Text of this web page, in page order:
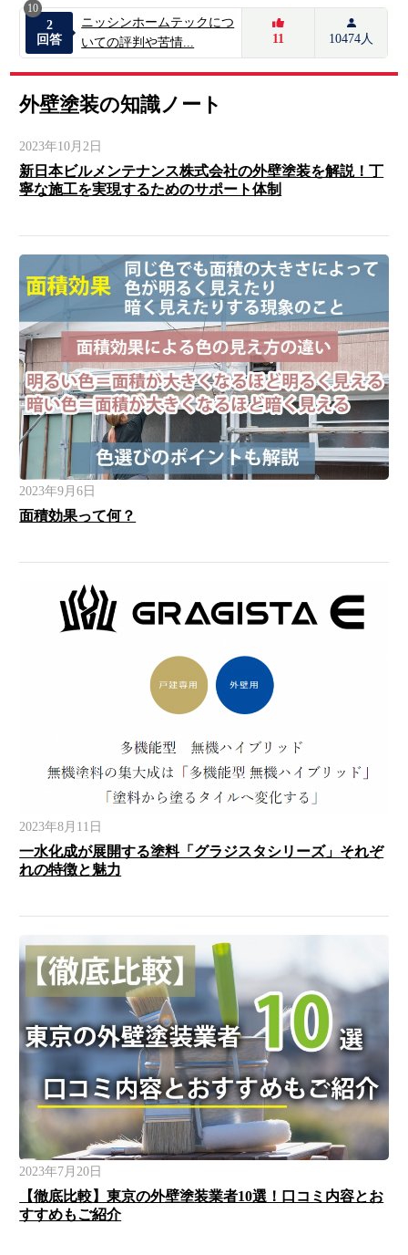
10
2
回答
ニッシンホームテックにつ
いての評判や苦情...
11 10474人
外壁塗装の知識ノート
2023年10月2日
新日本ビルメンテナンス株式会社の外壁塗装を解説！丁
寧な施工を実現するためのサポート体制
2023年9月6日
面積効果って何？
2023年8月11日
一水化成が展開する塗料「グラジスタシリーズ」それぞ
れの特徴と魅力
2023年7月20日
【徹底比較】東京の外壁塗装業者10選！口コミ内容とお
すすめもご紹介